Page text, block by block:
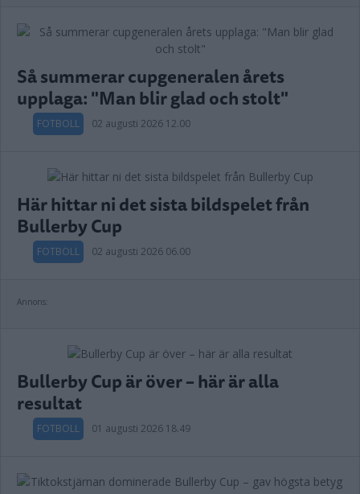
Så summerar cupgeneralen årets
upplaga: "Man blir glad och stolt"
FOTBOLL 02 augusti 2026 12.00
Här hittar ni det sista bildspelet från
Bullerby Cup
FOTBOLL 02 augusti 2026 06.00
Annons:
Bullerby Cup är över – här är alla
resultat
FOTBOLL 01 augusti 2026 18.49